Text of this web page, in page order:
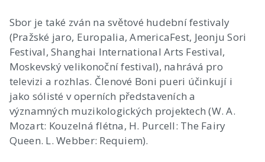
Sbor je také zván na světové hudební festivaly
(Pražské jaro, Europalia, AmericaFest, Jeonju Sori
Festival, Shanghai International Arts Festival,
Moskevský velikonoční festival), nahrává pro
televizi a rozhlas. Členové Boni pueri účinkují i
jako sólisté v operních představeních a
významných muzikologických projektech (W. A.
Mozart: Kouzelná flétna, H. Purcell: The Fairy
Queen. L. Webber: Requiem).